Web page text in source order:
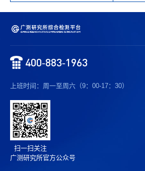
400-883-1963
上班时间：周一至周六（9：00-17：30）
扫一扫关注
广测研究所官方公众号